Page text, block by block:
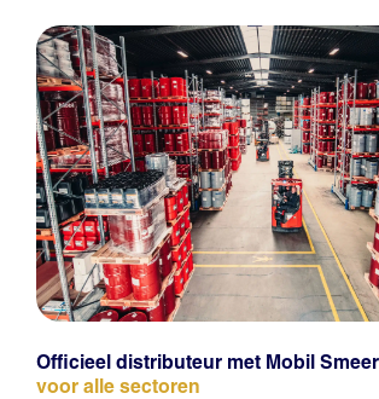
Officieel distributeur met Mobil
voor alle sectoren